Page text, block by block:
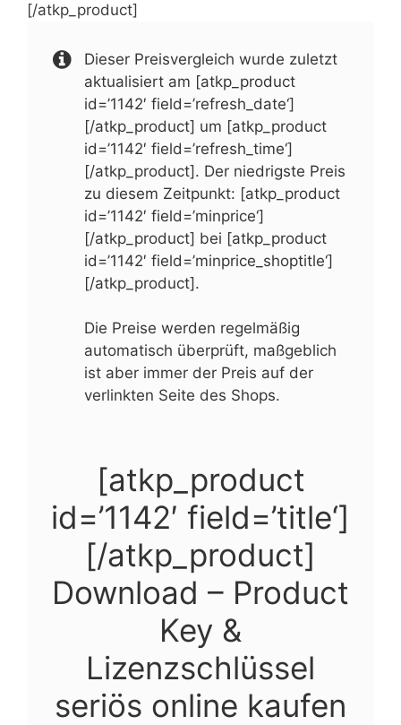
[/atkp_product]
Dieser Preisvergleich wurde zuletzt
aktualisiert am [atkp_product
id=’1142′ field=’refresh_date‘]
[/atkp_product] um [atkp_product
id=’1142′ field=’refresh_time‘]
[/atkp_product]. Der niedrigste Preis
zu diesem Zeitpunkt: [atkp_product
id=’1142′ field=’minprice‘]
[/atkp_product] bei [atkp_product
id=’1142′ field=’minprice_shoptitle‘]
[/atkp_product].
Die Preise werden regelmäßig
automatisch überprüft, maßgeblich
ist aber immer der Preis auf der
verlinkten Seite des Shops.
[atkp_product
id=’1142′ field=’title‘]
[/atkp_product]
Download – Product
Key &
Lizenzschlüssel
seriös online kaufen